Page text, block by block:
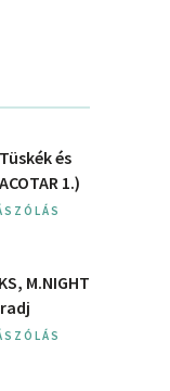
és
1.)
M.NIGHT